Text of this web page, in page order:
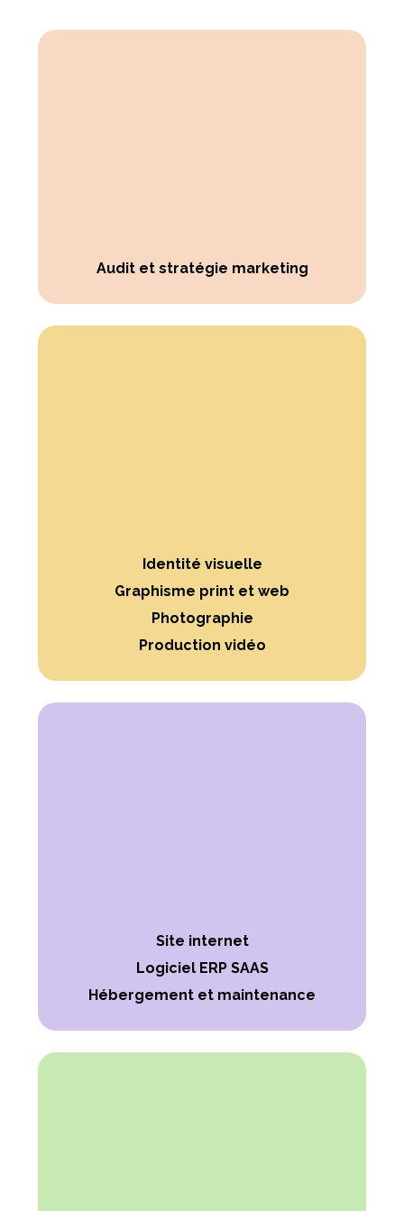
Audit et stratégie marketing
Identité visuelle
Graphisme print et web
Photographie
Production vidéo
Site internet
Logiciel ERP SAAS
Hébergement et maintenance